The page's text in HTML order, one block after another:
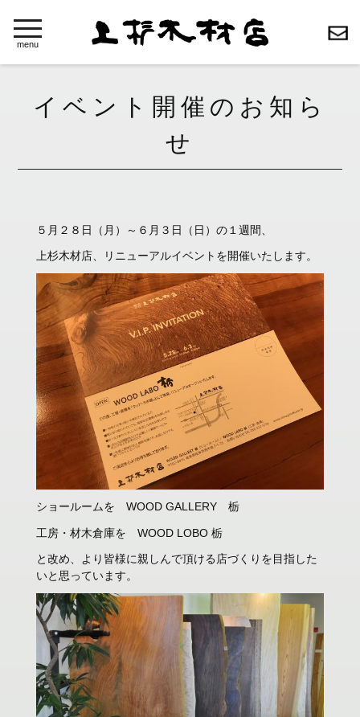
toggle
navigation
menu
イベント開催のお知ら
せ
５月２８日（月）～６月３日（日）の１週間、
上杉木材店、リニューアルイベントを開催いたします。
ショールームを WOOD GALLERY 栃
工房・材木倉庫を WOOD LOBO 栃
と改め、より皆様に親しんで頂ける店づくりを目指した
いと思っています。